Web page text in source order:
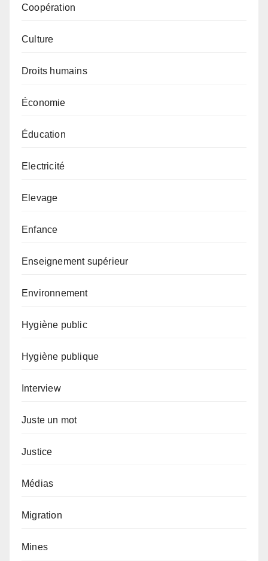
Coopération
Culture
Droits humains
Économie
Éducation
Electricité
Elevage
Enfance
Enseignement supérieur
Environnement
Hygiène public
Hygiène publique
Interview
Juste un mot
Justice
Médias
Migration
Mines